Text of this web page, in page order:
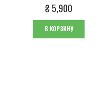
0из 5
₴5,900
В КОРЗИНУ